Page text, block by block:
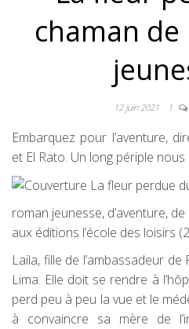
chaman
12 juin 2021 1
Embarquez pour l’aventure,
et El Rato. Un long périple nous
roman jeunesse, d’aventure,
aux éditions l’école des loisirs
Laila, fille de l’ambassadeur
Lima. Elle doit se rendre à
perd peu à peu la vue et le
à convaincre sa mère de